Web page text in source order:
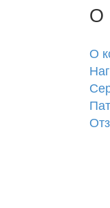
О
О